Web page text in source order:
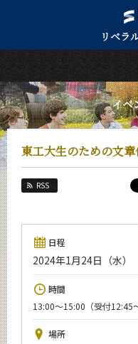
リベラ
イベ
東工大生のための文
RSS
日程
2024年1月24日（水）
時間
13:00〜15:00（受付12:45
場所
日本語
トップページ
Top Page
リベラルアーツ研究教育
About Us
教育
Education
活動紹介
Activities
教員紹介
faculty
リベラルアーツ研究教育
News